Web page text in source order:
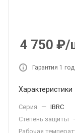
4 750 ₽/
Гарантия 1 год
Характеристики
Серия — IBRC
Степень защиты
Рабочая